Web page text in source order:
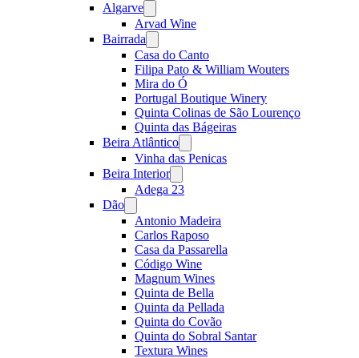
Algarve
menu
Arvad Wine
Bairrada
menu
Casa do Canto
Filipa Pato & William Wouters
Mira do Ó
Portugal Boutique Winery
Quinta Colinas de São Lourenço
Quinta das Bágeiras
Beira Atlântico
menu
Vinha das Penicas
Beira Interior
menu
Adega 23
Dão
menu
Antonio Madeira
Carlos Raposo
Casa da Passarella
Código Wine
Magnum Wines
Quinta de Bella
Quinta da Pellada
Quinta do Covão
Quinta do Sobral Santar
Textura Wines